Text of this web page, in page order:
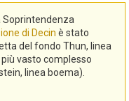
Soprintendenza
di Decin è stato
del fondo Thun, linea
vasto complesso
linea boema).